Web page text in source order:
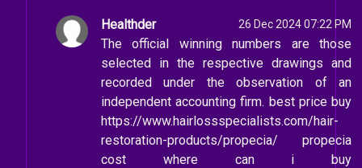
Healthder 26 Dec 2024 07:22 PM
The official winning numbers are those
selected in the respective drawings and
recorded under the observation of an
independent accounting firm. best price buy
https://www.hairlossspecialists.com/hair-
restoration-products/propecia/ propecia
cost where can i buy